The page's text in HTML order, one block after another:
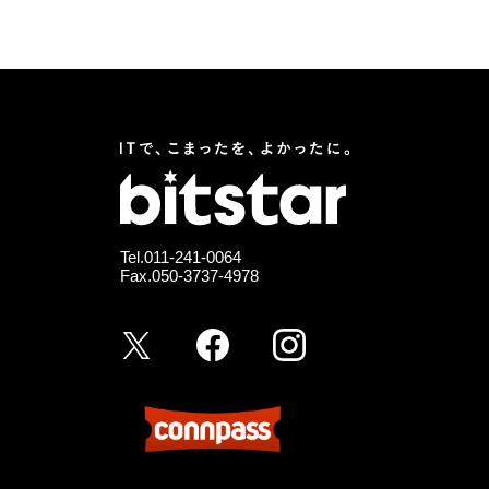
Tel.011-241-0064
Fax.050-3737-4978